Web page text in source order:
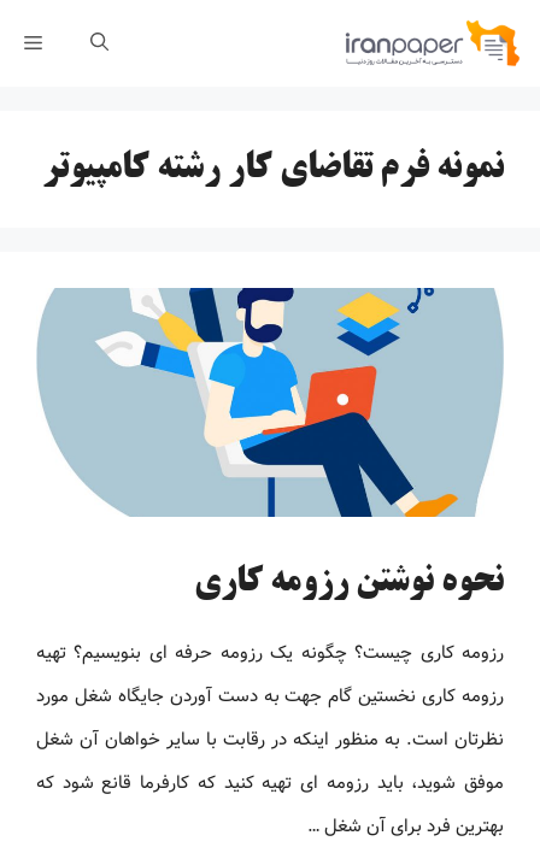
پرش
نمونه فرم تقاضای کار رشته کامپیوتر
نحوه نوشتن رزومه کاری
رزومه کاری چیست؟ چگونه یک رزومه حرفه ای بنویسیم؟ تهیه
رزومه کاری نخستین گام جهت به دست آوردن جایگاه شغل مورد
نظرتان است. به منظور اینکه در رقابت با سایر خواهان آن شغل
موفق شوید، باید رزومه ‌ای تهیه کنید که کارفرما قانع شود که
بهترین فرد برای آن شغل …